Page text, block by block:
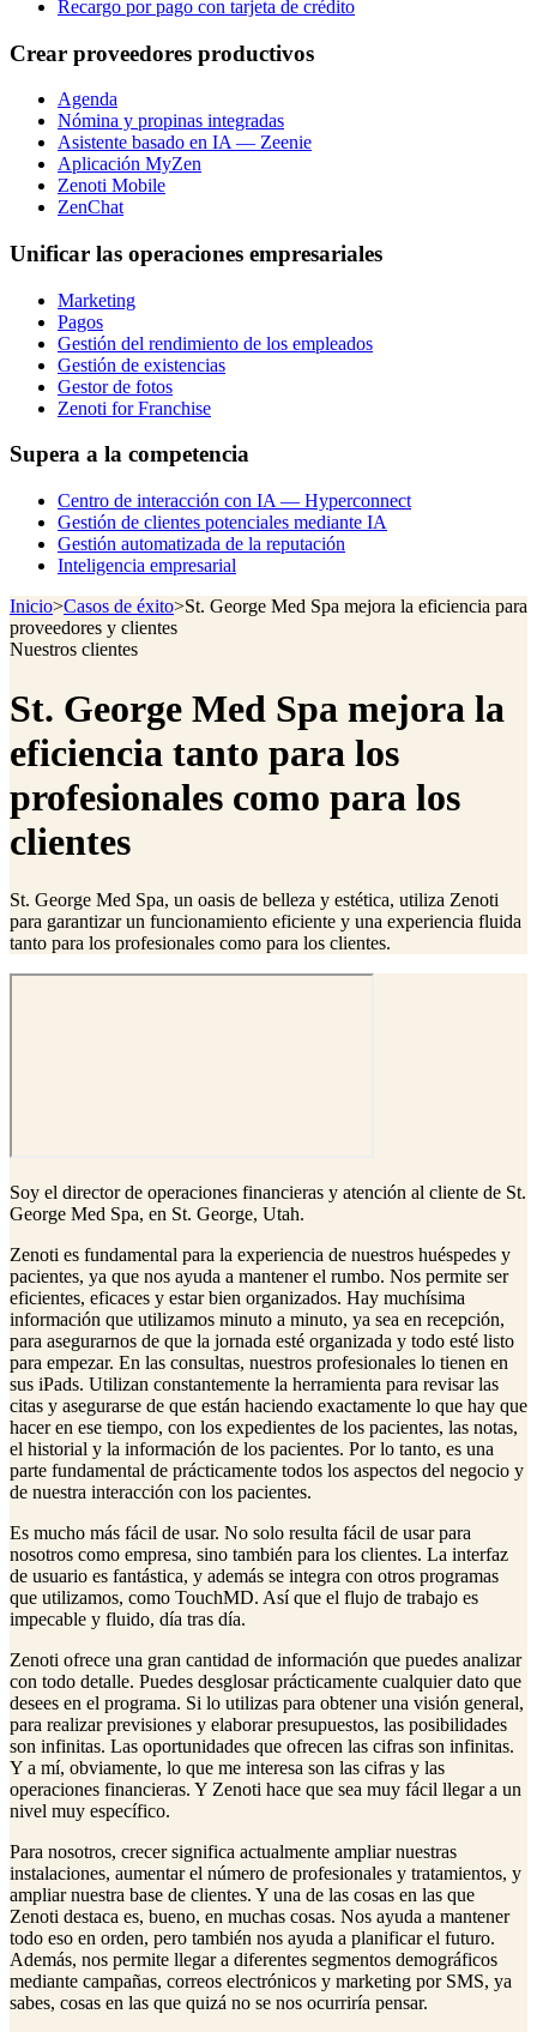
Recargo por pago con tarjeta de crédito
Crear proveedores productivos
Agenda
Nómina y propinas integradas
Asistente basado en IA — Zeenie
Aplicación MyZen
Zenoti Mobile
ZenChat
Unificar las operaciones empresariales
Marketing
Pagos
Gestión del rendimiento de los empleados
Gestión de existencias
Gestor de fotos
Zenoti for Franchise
Supera a la competencia
Centro de interacción con IA — Hyperconnect
Gestión de clientes potenciales mediante IA
Gestión automatizada de la reputación
Inteligencia empresarial
Inicio>Casos de éxito>St. George Med Spa mejora la eficiencia para
proveedores y clientes
Nuestros clientes
St. George Med Spa mejora la
eficiencia tanto para los
profesionales como para los
clientes
St. George Med Spa, un oasis de belleza y estética, utiliza Zenoti
para garantizar un funcionamiento eficiente y una experiencia fluida
tanto para los profesionales como para los clientes.
Soy el director de operaciones financieras y atención al cliente de St.
George Med Spa, en St. George, Utah.
Zenoti es fundamental para la experiencia de nuestros huéspedes y
pacientes, ya que nos ayuda a mantener el rumbo. Nos permite ser
eficientes, eficaces y estar bien organizados. Hay muchísima
información que utilizamos minuto a minuto, ya sea en recepción,
para asegurarnos de que la jornada esté organizada y todo esté listo
para empezar. En las consultas, nuestros profesionales lo tienen en
sus iPads. Utilizan constantemente la herramienta para revisar las
citas y asegurarse de que están haciendo exactamente lo que hay que
hacer en ese tiempo, con los expedientes de los pacientes, las notas,
el historial y la información de los pacientes. Por lo tanto, es una
parte fundamental de prácticamente todos los aspectos del negocio y
de nuestra interacción con los pacientes.
Es mucho más fácil de usar. No solo resulta fácil de usar para
nosotros como empresa, sino también para los clientes. La interfaz
de usuario es fantástica, y además se integra con otros programas
que utilizamos, como TouchMD. Así que el flujo de trabajo es
impecable y fluido, día tras día.
Zenoti ofrece una gran cantidad de información que puedes analizar
con todo detalle. Puedes desglosar prácticamente cualquier dato que
desees en el programa. Si lo utilizas para obtener una visión general,
para realizar previsiones y elaborar presupuestos, las posibilidades
son infinitas. Las oportunidades que ofrecen las cifras son infinitas.
Y a mí, obviamente, lo que me interesa son las cifras y las
operaciones financieras. Y Zenoti hace que sea muy fácil llegar a un
nivel muy específico.
Para nosotros, crecer significa actualmente ampliar nuestras
instalaciones, aumentar el número de profesionales y tratamientos, y
ampliar nuestra base de clientes. Y una de las cosas en las que
Zenoti destaca es, bueno, en muchas cosas. Nos ayuda a mantener
todo eso en orden, pero también nos ayuda a planificar el futuro.
Además, nos permite llegar a diferentes segmentos demográficos
mediante campañas, correos electrónicos y marketing por SMS, ya
sabes, cosas en las que quizá no se nos ocurriría pensar.